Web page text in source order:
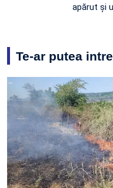
apărut și
Te-ar putea